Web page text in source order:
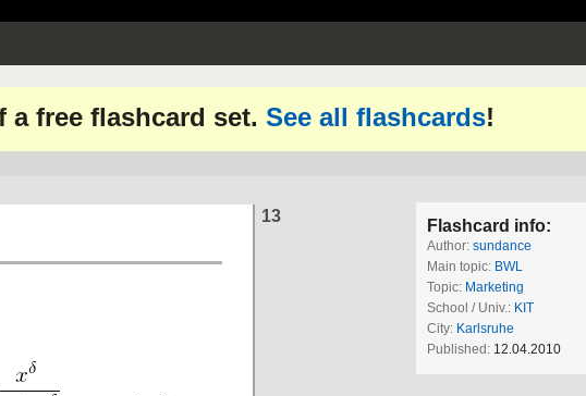
free flashcard set. See all flashcards!
13
Flashcard info:
Author: sundance
Main topic: BWL
Topic: Marketing
School / Univ.: KIT
City: Karlsruhe
Published: 12.04.2010